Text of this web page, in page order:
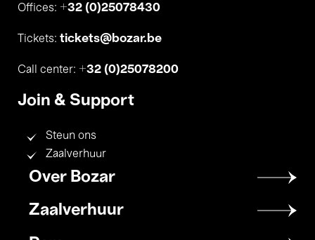
Offices: +32 (0)25078430
Tickets: tickets@bozar.be
Call center: +32 (0)25078200
Join & Support
Steun ons
Zaalverhuur
Footer
menu
Over Bozar
Zaalverhuur